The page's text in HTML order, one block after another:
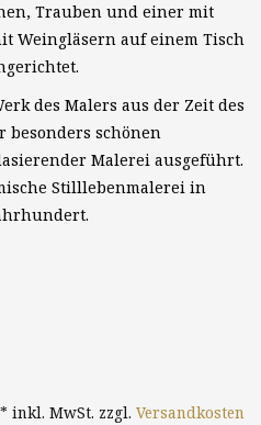
Trauben und einer mit
Weingläsern auf einem Tisch
des Malers aus der Zeit des
besonders schönen
Malerei ausgeführt.
Stilllebenmalerei in
* inkl. MwSt. zzgl. Versandkosten